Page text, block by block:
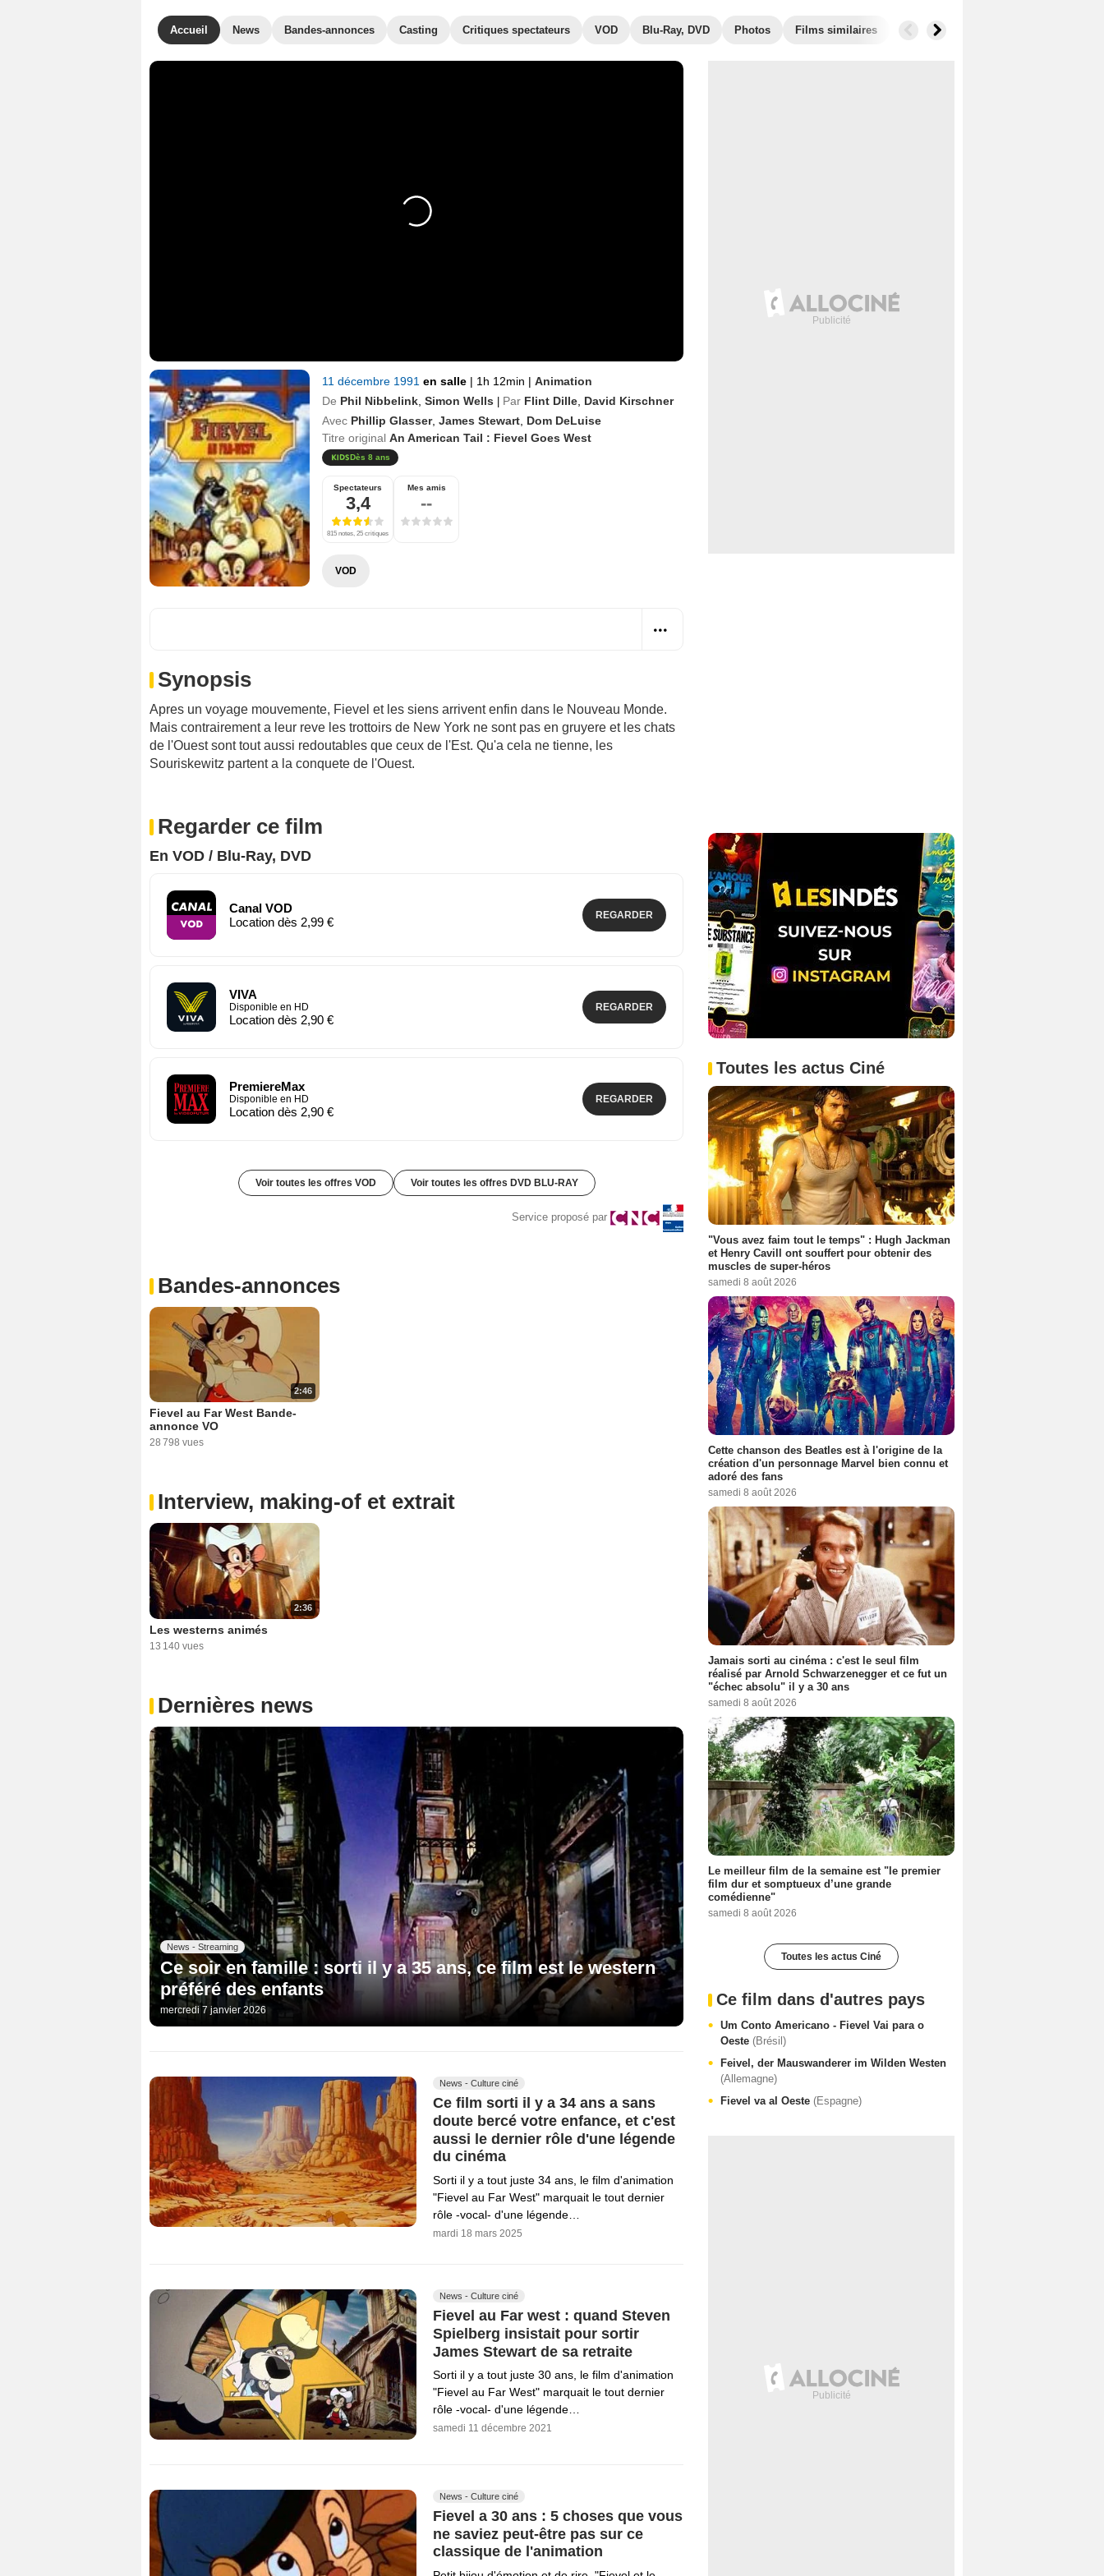
Accueil News Bandes-annonces Casting Critiques spectateurs VOD Blu-Ray, DVD Photos Films similaires
11 décembre 1991 en salle | 1h 12min | Animation
De Phil Nibbelink Simon Wells | Par Flint Dille David Kirschner
Avec Phillip Glasser, James Stewart Dom DeLuise
Titre original An American Tail : Fievel Goes West
Dès 8 ans
Spectateurs
3,4
815 notes, 25 critiques
Mes amis
--
VOD
Synopsis
Apres un voyage mouvemente, Fievel et les siens arrivent enfin dans le Nouveau Monde.
Mais contrairement a leur reve les trottoirs de New York ne sont pas en gruyere et les chats
de l'Ouest sont tout aussi redoutables que ceux de l'Est. Qu'a cela ne tienne, les
Souriskewitz partent a la conquete de l'Ouest.
Regarder ce film
En VOD / Blu-Ray, DVD
Canal VOD
Location dès 2,99 €
REGARDER
VIVA
Disponible en HD
Location dès 2,90 €
REGARDER
PremiereMax
Disponible en HD
Location dès 2,90 €
REGARDER
Voir toutes les offres VOD Voir toutes les offres DVD BLU-RAY
Service proposé par
Bandes-annonces
2:46
Fievel au Far West Bande-
annonce VO
28 798 vues
Interview, making-of et extrait
2:36
Les westerns animés
13 140 vues
Dernières news
News - Streaming
Ce soir en famille : sorti il y a 35 ans, ce film est le western
préféré des enfants
mercredi 7 janvier 2026
News - Culture ciné
Ce film sorti il y a 34 ans a sans
doute bercé votre enfance, et c'est
aussi le dernier rôle d'une légende
du cinéma
Sorti il y a tout juste 34 ans, le film d'animation
"Fievel au Far West" marquait le tout dernier
rôle -vocal- d'une légende…
mardi 18 mars 2025
News - Culture ciné
Fievel au Far west : quand Steven
Spielberg insistait pour sortir
James Stewart de sa retraite
Sorti il y a tout juste 30 ans, le film d'animation
"Fievel au Far West" marquait le tout dernier
rôle -vocal- d'une légende…
samedi 11 décembre 2021
News - Culture ciné
Fievel a 30 ans : 5 choses que vous
ne saviez peut-être pas sur ce
classique de l'animation
Toutes les actus Ciné
"Vous avez faim tout le temps" : Hugh Jackman
et Henry Cavill ont souffert pour obtenir des
muscles de super-héros
samedi 8 août 2026
Cette chanson des Beatles est à l'origine de la
création d'un personnage Marvel bien connu et
adoré des fans
samedi 8 août 2026
Jamais sorti au cinéma : c'est le seul film
réalisé par Arnold Schwarzenegger et ce fut un
"échec absolu" il y a 30 ans
samedi 8 août 2026
Le meilleur film de la semaine est "le premier
film dur et somptueux d’une grande
comédienne"
samedi 8 août 2026
Toutes les actus Ciné
Ce film dans d'autres pays
Um Conto Americano - Fievel Vai para o
Oeste (Brésil)
Feivel, der Mauswanderer im Wilden Westen
(Allemagne)
Fievel va al Oeste (Espagne)